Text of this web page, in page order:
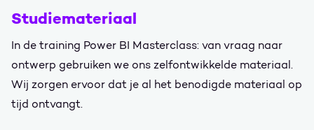
Studiemateriaal
In de training Power BI Masterclass: van vraag naar
ontwerp gebruiken we ons zelfontwikkelde materiaal.
Wij zorgen ervoor dat je al het benodigde materiaal op
tijd ontvangt.